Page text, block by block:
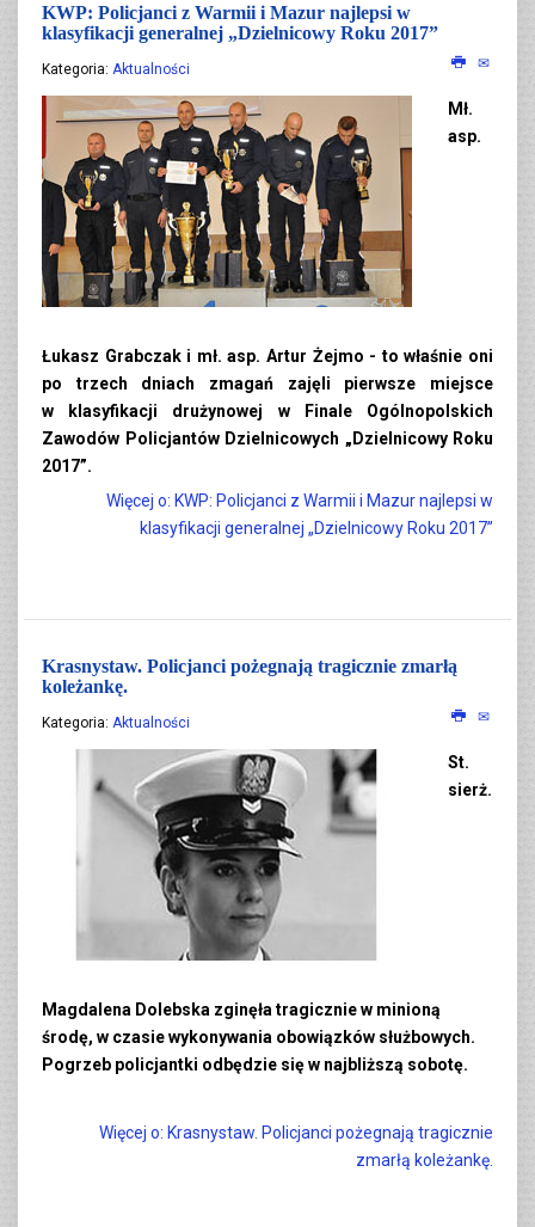
KWP: Policjanci z Warmii i Mazur najlepsi w
klasyfikacji generalnej „Dzielnicowy Roku 2017”
Kategoria: Aktualności
Mł.
asp.
Łukasz Grabczak i mł. asp. Artur Żejmo - to właśnie oni
po trzech dniach zmagań zajęli pierwsze miejsce
w klasyfikacji drużynowej w Finale Ogólnopolskich
Zawodów Policjantów Dzielnicowych „Dzielnicowy Roku
2017”.
Więcej o: KWP: Policjanci z Warmii i Mazur najlepsi w
klasyfikacji generalnej „Dzielnicowy Roku 2017”
Krasnystaw. Policjanci pożegnają tragicznie zmarłą
koleżankę.
Kategoria: Aktualności
St.
sierż.
Magdalena Dolebska zginęła tragicznie w minioną
środę, w czasie wykonywania obowiązków służbowych.
Pogrzeb policjantki odbędzie się w najbliższą sobotę.
Więcej o: Krasnystaw. Policjanci pożegnają tragicznie
zmarłą koleżankę.